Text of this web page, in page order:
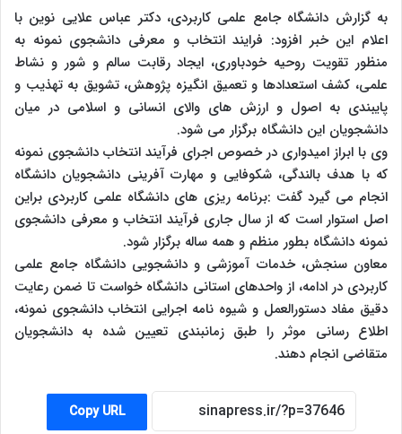
به گزارش دانشگاه جامع علمی کاربردی، دکتر عباس علایی نوین با
اعلام این خبر افزود: فرایند انتخاب و معرفی دانشجوی نمونه به
منظور تقویت روحیه خودباوری، ایجاد رقابت سالم و شور و نشاط
علمی، کشف استعدادها و تعمیق انگیزه پژوهش، تشویق به تهذیب و
پایبندی به اصول و ارزش های والای انسانی و اسلامی در میان
دانشجویان این دانشگاه برگزار می شود.
وی با ابراز امیدواری در خصوص اجرای فرآیند انتخاب دانشجوی نمونه
که با هدف بالندگی، شکوفایی و مهارت آفرینی دانشجویان دانشگاه
انجام می گیرد گفت :برنامه ریزی های دانشگاه علمی کاربردی براین
اصل استوار است که از سال جاری فرآیند انتخاب و معرفی دانشجوی
نمونه دانشگاه بطور منظم و همه ساله برگزار شود.
معاون سنجش، خدمات آموزشی و دانشجویی دانشگاه جامع علمی
کاربردی در ادامه، از واحدهای استانی دانشگاه خواست تا ضمن رعایت
دقیق مفاد دستورالعمل و شیوه نامه اجرایی انتخاب دانشجوی نمونه،
اطلاع رسانی موثر را طبق زمان­بندی تعیین شده به دانشجویان
متقاضی انجام دهند.
Copy URL